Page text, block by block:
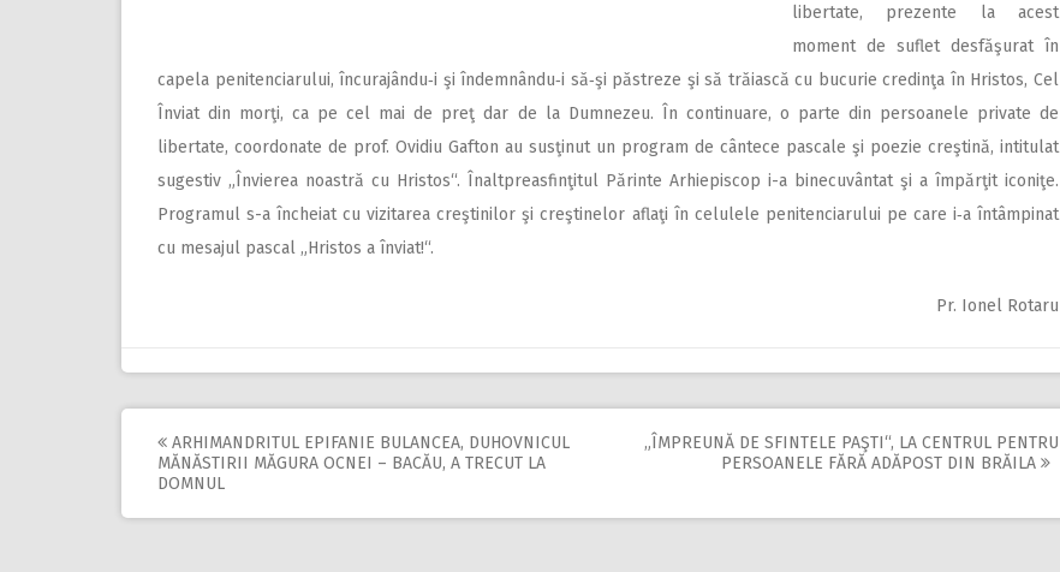
libertate, prezente la acest
moment de suflet desfăşurat în
capela penitenciarului, încurajându‑i şi îndemnându‑i să‑şi păstreze şi să trăiască cu bucurie credinţa în Hristos, Cel
Înviat din morţi, ca pe cel mai de preţ dar de la Dumnezeu. În continuare, o parte din persoanele private de
libertate, coordonate de prof. Ovidiu Gafton au susţinut un program de cântece pascale şi poezie creştină, intitulat
sugestiv „Învierea noastră cu Hristos“. Înaltpreasfinţitul Părinte Arhiepiscop i-a binecuvântat şi a împărţit iconiţe.
Programul s-a încheiat cu vizitarea creştinilor şi creştinelor aflaţi în celulele penitenciarului pe care i‑a întâmpinat
cu mesajul pascal „Hristos a înviat!“.
Pr. Ionel Rotaru
Post
navigation
ARHIMANDRITUL EPIFANIE BULANCEA, DUHOVNICUL
MĂNĂSTIRII MĂGURA OCNEI – BACĂU, A TRECUT LA
DOMNUL
„ÎMPREUNĂ DE SFINTELE PAŞTI“, LA CENTRUL PENTRU
PERSOANELE FĂRĂ ADĂPOST DIN BRĂILA